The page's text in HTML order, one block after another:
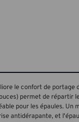
le confort de portage
permet de répartir
pour les épaules. Un
antidérapante, et